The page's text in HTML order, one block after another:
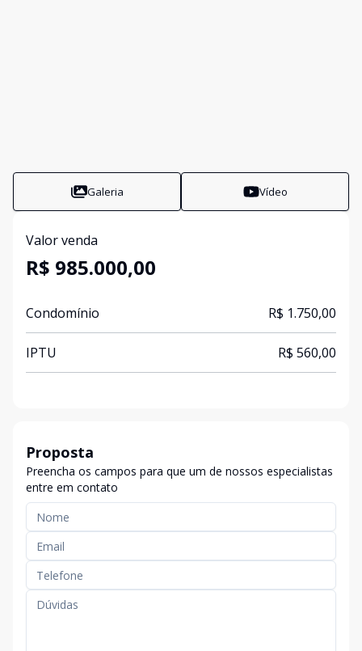
Galeria Vídeo
Valor venda
R$ 985.000,00
Condomínio R$ 1.750,00
IPTU R$ 560,00
Proposta
Preencha os campos para que um de nossos especialistas
entre em contato